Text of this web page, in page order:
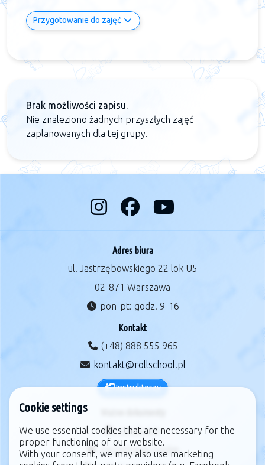
Przygotowanie do zajęć
Brak możliwości zapisu.
Nie znaleziono żadnych przyszłych zajęć
zaplanowanych dla tej grupy.
Adres biura
ul. Jastrzębowskiego 22 lok U5
02-871 Warszawa
pon-pt: godz. 9-16
Kontakt
(+48) 888 555 965
kontakt@rollschool.pl
Instruktorzy
regulamin
zarządzanie cookie
Cookie settings
We use essential cookies that are necessary for the
proper functioning of our website.
With your consent, we may also use marketing